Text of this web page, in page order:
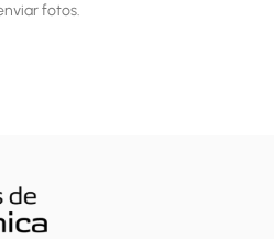
fotos.